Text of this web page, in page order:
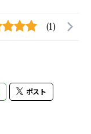
(1)
ポスト